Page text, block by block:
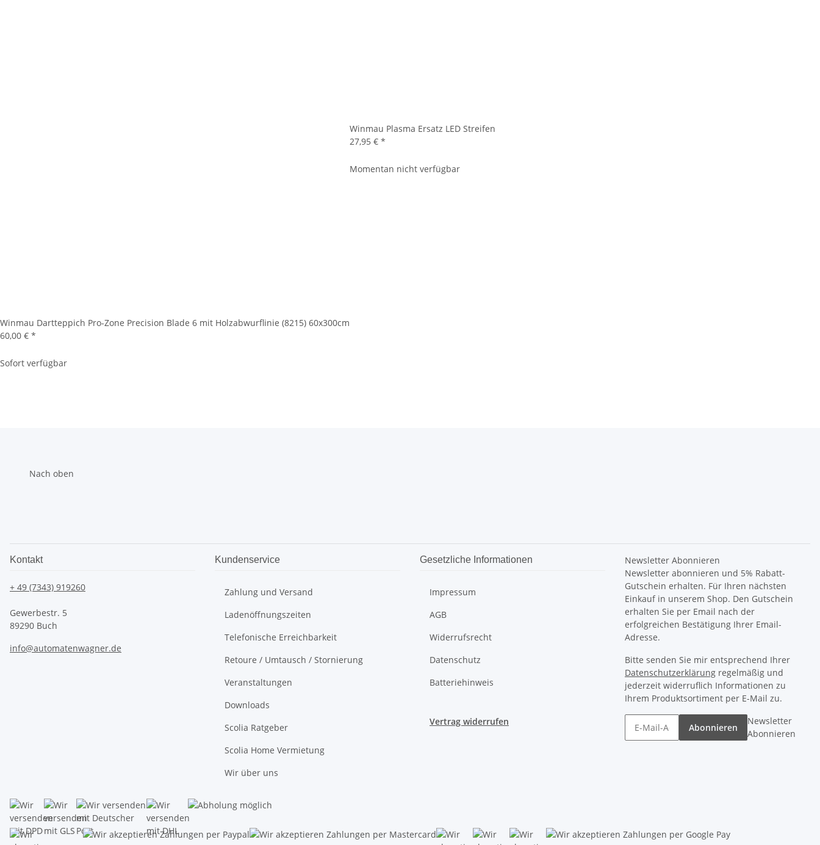
Winmau Dartteppich Pro-Zone Precision Blade 6 mit Holzabwurflinie (8215) 60x300cm
60,00 € *
Sofort verfügbar
Winmau Plasma Ersatz LED Streifen
27,95 € *
Momentan nicht verfügbar
Nach oben
Kontakt
+ 49 (7343) 919260
Gewerbestr. 5
89290 Buch
info@automatenwagner.de
Kundenservice
Zahlung und Versand
Ladenöffnungszeiten
Telefonische Erreichbarkeit
Retoure / Umtausch / Stornierung
Veranstaltungen
Downloads
Scolia Ratgeber
Scolia Home Vermietung
Wir über uns
Gesetzliche Informationen
Impressum
AGB
Widerrufsrecht
Datenschutz
Batteriehinweis
Vertrag widerrufen
Newsletter Abonnieren
Newsletter abonnieren und 5% Rabatt-
Gutschein erhalten. Für Ihren nächsten
Einkauf in unserem Shop. Den Gutschein
erhalten Sie per Email nach der
erfolgreichen Bestätigung Ihrer Email-
Adresse.
Bitte senden Sie mir entsprechend Ihrer
Datenschutzerklärung regelmäßig und
jederzeit widerruflich Informationen zu
Ihrem Produktsortiment per E-Mail zu.
Abonnieren
Newsletter
Abonnieren